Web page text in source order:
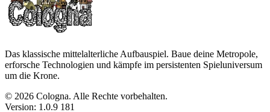
Das klassische mittelalterliche Aufbauspiel. Baue deine Metropole,
erforsche Technologien und kämpfe im persistenten Spieluniversum
um die Krone.
© 2026 Cologna. Alle Rechte vorbehalten.
Version: 1.0.9 181